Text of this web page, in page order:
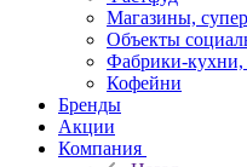
Магазины,
Объекты
Фабрики-кухни,
Кофейни
Бренды
Акции
Компания